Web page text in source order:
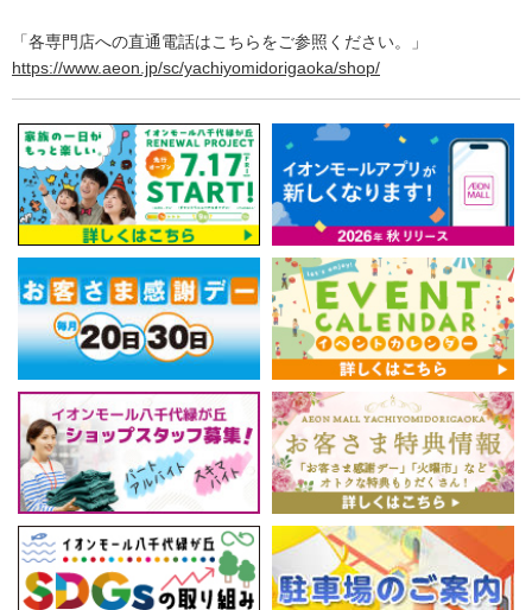
「各専門店への直通電話はこちらをご参照ください。」
https://www.aeon.jp/sc/yachiyomidorigaoka/shop/